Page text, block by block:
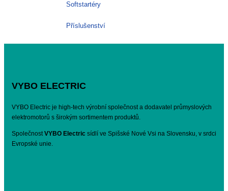
Softstartéry
Příslušenství
VYBO ELECTRIC
VYBO Electric je high-tech výrobní společnost a dodavatel průmyslových
elektromotorů s širokým sortimentem produktů.
SpolečnostVYBO Electric sídlí ve Spišské Nové Vsi na Slovensku, v srdci
Evropské unie.